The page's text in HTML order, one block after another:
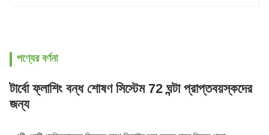
পণ্যের বর্ণনা
টার্বো ফ্লাশিং বন্ধ শোষণ সিস্টেম 72 ঘন্টা প্রাপ্তবয়স্কদের
জন্য